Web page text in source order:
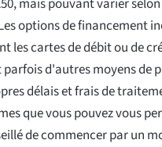
mais pouvant varier
options de financement
les cartes de débit ou de
parfois d'autres moyens de
délais et frais de
que vous pouvez vous
de commencer par un